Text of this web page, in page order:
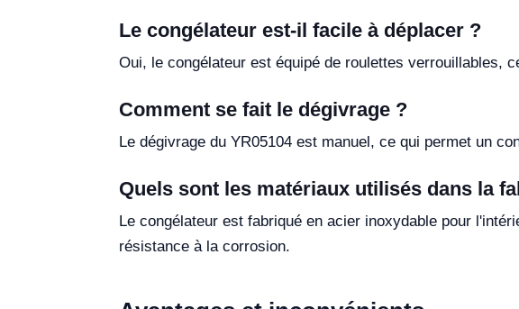
Le congélateur est-il facile à déplacer ?
Oui, le congélateur est équipé de roulettes verrouillables,
Comment se fait le dégivrage ?
Le dégivrage du YR05104 est manuel, ce qui permet un
Quels sont les matériaux utilisés dans la
Le congélateur est fabriqué en acier inoxydable pour
résistance à la corrosion.